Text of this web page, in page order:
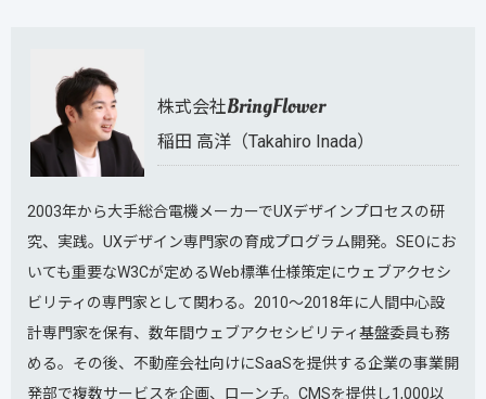
株式会社BringFlower
稲田 高洋（Takahiro Inada）
2003年から大手総合電機メーカーでUXデザインプロセスの研
究、実践。UXデザイン専門家の育成プログラム開発。SEOにお
いても重要なW3Cが定めるWeb標準仕様策定にウェブアクセシ
ビリティの専門家として関わる。2010～2018年に人間中心設
計専門家を保有、数年間ウェブアクセシビリティ基盤委員も務
める。その後、不動産会社向けにSaaSを提供する企業の事業開
発部で複数サービスを企画、ローンチ。CMSを提供し1,000以